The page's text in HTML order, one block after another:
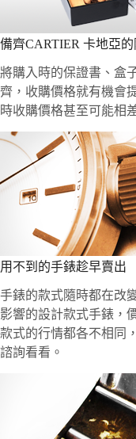
備齊CARTIER 卡地亞
將購入時的保證書、盒
齊，收購價格就有機會
時收購價格甚至可能相
用不到的手錶趁早賣出
手錶的款式隨時都在改
影響的設計款式手錶，
款式的行情都各不相同
諮詢看看。